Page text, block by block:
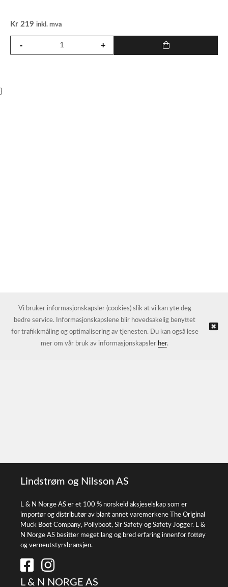
Kr 219 inkl. mva
}
Lindstrøm og Nilsson AS
L & N Norge AS er et 100 % norskeid aksjeselskap som er
importør og distributør av blant annet varemerkene The Original
Muck Boot Company, Pollyboot, Sir Safety og Safety Jogger. L &
N Norge AS besitter meget lang og bred erfaring innenfor fottøy
og verneutstyrsbransjen.
L & N NORGE AS
Vi bruker informasjonskapsler (cookies) slik at vi kan yte deg
bedre service. Informasjonskapslene blir hovedsakelig benyttet
for trafikkmåling og optimalisering av tjenesten. Du kan også lese
mer om vår bruk av informasjonskapsler her.